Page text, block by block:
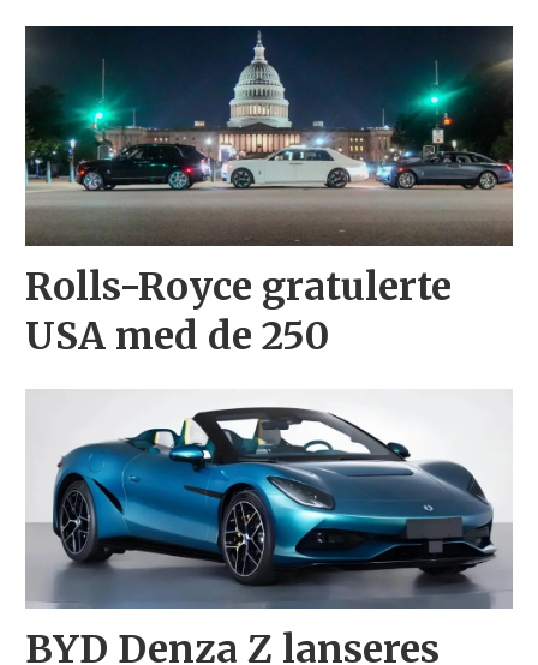
Rolls-Royce gratulerte
USA med de 250
BYD Denza Z lanseres